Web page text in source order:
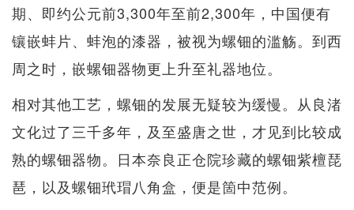
期、即约公元前3,300年至前2,300年，中国便有
镶嵌蚌片、蚌泡的漆器，被视为螺钿的滥觞。到西
周之时，嵌螺钿器物更上升至礼器地位。
相对其他工艺，螺钿的发展无疑较为缓慢。从良渚
文化过了三千多年，及至盛唐之世，才见到比较成
熟的螺钿器物。日本奈良正仓院珍藏的螺钿紫檀琵
琶，以及螺钿玳瑁八角盒，便是箇中范例。